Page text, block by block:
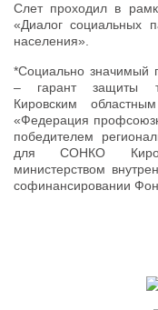
Слет проходил в
«Диалог социальных
населения».
*Социально значимый
– гарант защиты
Кировским
«Федерация
победителем
для СОНКО
министерством
софинансировании